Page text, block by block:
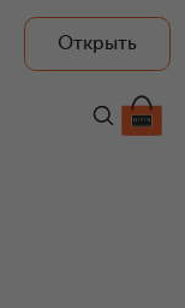
Открыть
89 950 ₽